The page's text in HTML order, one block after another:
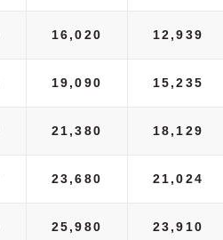
16,020 12,939
19,090 15,235
21,380 18,129
23,680 21,024
25,980 23,910